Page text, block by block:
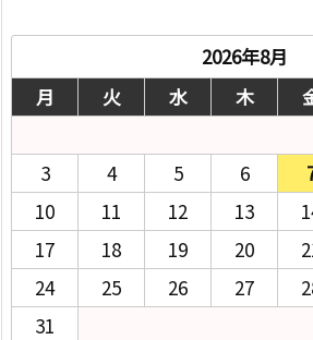
2026年8月
月
火 水 木
3
4 5 6
10
11 12 13
17
18 19 20
24
25 26 27
31